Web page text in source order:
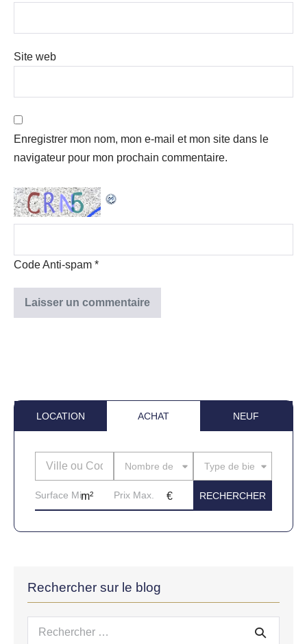
Site web
Enregistrer mon nom, mon e-mail et mon site dans le
navigateur pour mon prochain commentaire.
Code Anti-spam *
LOCATION ACHAT NEUF
Nombre de piècesType de bien
Rechercher sur le blog
Recherche